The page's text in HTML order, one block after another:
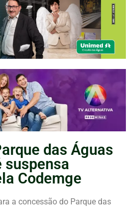
das Águas
suspensa
Codemge
a concessão do Parque das